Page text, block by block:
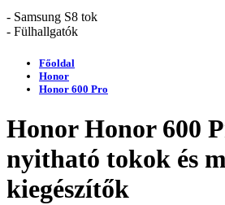
- Samsung S8 tok
- Fülhallgatók
Főoldal
Honor
Honor 600 Pro
Honor Honor 600
nyitható tokok és
kiegészítők